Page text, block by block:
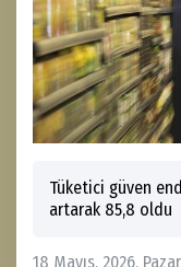
Tüketici güven
artarak 85,8 oldu
18 Mayıs, 2026,